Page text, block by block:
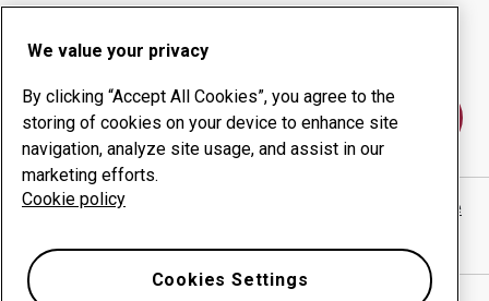
de funcionamento
Fale conosco
P.U.H. SPRZĘT-KOP RAJMUND KRAKOWSKI
website
We value your privacy
By clicking “Accept All Cookies”, you agree to the
storing of cookies on your device to enhance site
navigation, analyze site usage, and assist in our
marketing efforts.
Cookie policy
Cookies Settings